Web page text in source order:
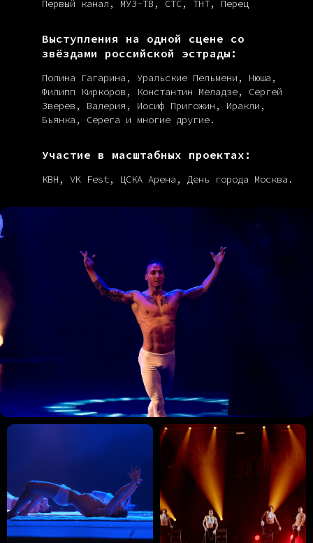
Первый канал, МУЗ-ТВ, СТС, ТНТ, Перец
Выступления на одной сцене со
звёздами российской эстрады:
Полина Гагарина, Уральские Пельмени, Нюша,
Филипп Киркоров, Константин Меладзе, Сергей
Зверев, Валерия, Иосиф Пригожин, Иракли,
Бьянка, Серега и многие другие.
Участие в масштабных проектах:
КВН, VK Fest, ЦСКА Арена, День города Москва.